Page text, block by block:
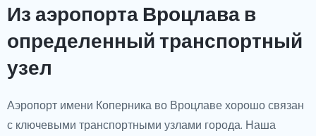
Из аэропорта Вроцлава в
определенный транспортный
узел
Аэропорт имени Коперника во Вроцлаве хорошо связан
с ключевыми транспортными узлами города. Наша